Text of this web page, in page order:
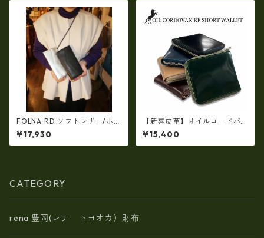
FOLNA RD ソフトレザー/ホイ
ルレザー エンべロープ 長財
布 fo-2993901
¥17,930
【新喜皮革】オイルコードバ
ンラウンドファスナーショー
トウォレット 日本製 tc-048
4
¥15,400
CATEGORY
rena 豊岡(レナ トヨオカ）財布